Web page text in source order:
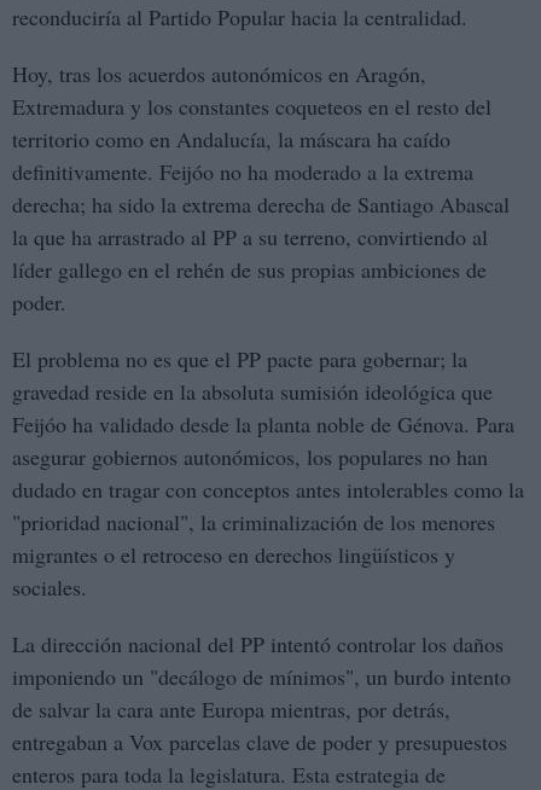
reconduciría al Partido Popular hacia la centralidad.
Hoy, tras los acuerdos autonómicos en Aragón,
Extremadura y los constantes coqueteos en el resto del
territorio como en Andalucía, la máscara ha caído
definitivamente. Feijóo no ha moderado a la extrema
derecha; ha sido la extrema derecha de Santiago Abascal
la que ha arrastrado al PP a su terreno, convirtiendo al
líder gallego en el rehén de sus propias ambiciones de
poder.
El problema no es que el PP pacte para gobernar; la
gravedad reside en la absoluta sumisión ideológica que
Feijóo ha validado desde la planta noble de Génova. Para
asegurar gobiernos autonómicos, los populares no han
dudado en tragar con conceptos antes intolerables como la
"prioridad nacional", la criminalización de los menores
migrantes o el retroceso en derechos lingüísticos y
sociales.
La dirección nacional del PP intentó controlar los daños
imponiendo un "decálogo de mínimos", un burdo intento
de salvar la cara ante Europa mientras, por detrás,
entregaban a Vox parcelas clave de poder y presupuestos
enteros para toda la legislatura. Esta estrategia de